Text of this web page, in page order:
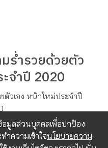
ร่ำรวยด้วยตัว
จำปี 2020
วเอง หน้าใหม่ประจำปี
อมูลส่วนบุคคลเพื่อปกป้อง
ความเข้าใจนโยบายความ